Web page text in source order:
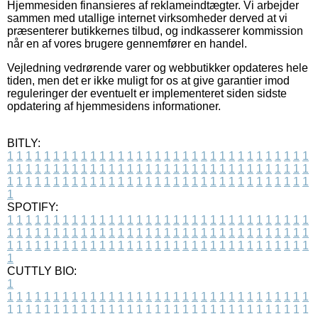
Hjemmesiden finansieres af reklameindtægter. Vi arbejder
sammen med utallige internet virksomheder derved at vi
præsenterer butikkernes tilbud, og indkasserer kommission
når en af vores brugere gennemfører en handel.
Vejledning vedrørende varer og webbutikker opdateres hele
tiden, men det er ikke muligt for os at give garantier imod
reguleringer der eventuelt er implementeret siden sidste
opdatering af hjemmesidens informationer.
BITLY:
1 1 1 1 1 1 1 1 1 1 1 1 1 1 1 1 1 1 1 1 1 1 1 1 1 1 1 1 1 1 1 1 1
1 1 1 1 1 1 1 1 1 1 1 1 1 1 1 1 1 1 1 1 1 1 1 1 1 1 1 1 1 1 1 1 1
1 1 1 1 1 1 1 1 1 1 1 1 1 1 1 1 1 1 1 1 1 1 1 1 1 1 1 1 1 1 1 1 1
1
SPOTIFY:
1 1 1 1 1 1 1 1 1 1 1 1 1 1 1 1 1 1 1 1 1 1 1 1 1 1 1 1 1 1 1 1 1
1 1 1 1 1 1 1 1 1 1 1 1 1 1 1 1 1 1 1 1 1 1 1 1 1 1 1 1 1 1 1 1 1
1 1 1 1 1 1 1 1 1 1 1 1 1 1 1 1 1 1 1 1 1 1 1 1 1 1 1 1 1 1 1 1 1
1
CUTTLY BIO:
1
1 1 1 1 1 1 1 1 1 1 1 1 1 1 1 1 1 1 1 1 1 1 1 1 1 1 1 1 1 1 1 1 1
1 1 1 1 1 1 1 1 1 1 1 1 1 1 1 1 1 1 1 1 1 1 1 1 1 1 1 1 1 1 1 1 1